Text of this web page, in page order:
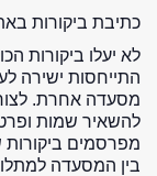
כתיבת ביקורות
לא יעלו ביקורות
התייחסות ישירה
מסעדה אחרת.
להשאיר שמות
מפרסמים
בין המסעדה